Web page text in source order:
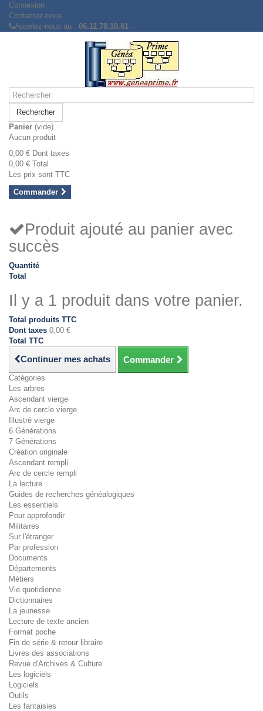
Connexion
Contactez-nous
Appelez-nous au : 06.11.78.10.81
Rechercher
Panier (vide)
Aucun produit
0,00 € Dont taxes
0,00 € Total
Les prix sont TTC
Commander
Produit ajouté au panier avec
succès
Quantité
Total
Il y a 1 produit dans votre panier.
Total produits TTC
Dont taxes 0,00 €
Total TTC
Continuer mes achats Commander
Catégories
Les arbres
Ascendant vierge
Arc de cercle vierge
Illustré vierge
6 Générations
7 Générations
Création originale
Ascendant rempli
Arc de cercle rempli
La lecture
Guides de recherches généalogiques
Les essentiels
Pour approfondir
Militaires
Sur l'étranger
Par profession
Documents
Départements
Métiers
Vie quotidienne
Dictionnaires
La jeunesse
Lecture de texte ancien
Format poche
Fin de série & retour libraire
Livres des associations
Revue d'Archives & Culture
Les logiciels
Logiciels
Outils
Les fantaisies